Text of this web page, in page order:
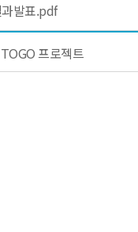
발표.pdf
프로젝트